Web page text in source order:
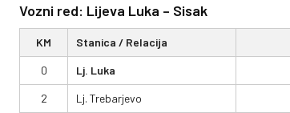
Vozni red: Lijeva Luka – Sisak
KM Stanica / Relacija
0 Lj. Luka
2 Lj. Trebarjevo